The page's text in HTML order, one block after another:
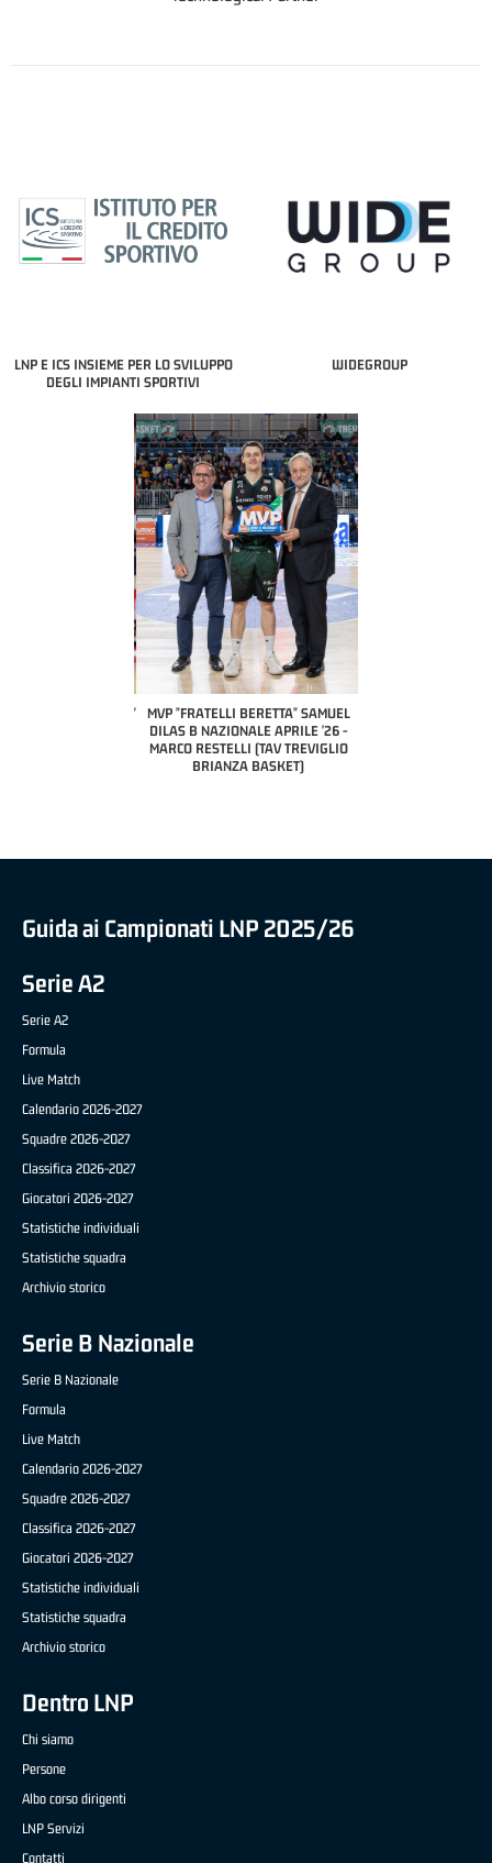
LNP E ICS INSIEME PER LO SVILUPPO
DEGLI IMPIANTI SPORTIVI
WIDEGROUP
MVP "FRATELLI BERETTA" SAMUEL
DILAS B NAZIONALE APRILE '26 -
MARCO RESTELLI (TAV TREVIGLIO
BRIANZA BASKET)
Guida ai Campionati LNP 2025/26
Serie A2
Serie A2
Formula
Live Match
Calendario 2026-2027
Squadre 2026-2027
Classifica 2026-2027
Giocatori 2026-2027
Statistiche individuali
Statistiche squadra
Archivio storico
Serie B Nazionale
Serie B Nazionale
Formula
Live Match
Calendario 2026-2027
Squadre 2026-2027
Classifica 2026-2027
Giocatori 2026-2027
Statistiche individuali
Statistiche squadra
Archivio storico
Dentro LNP
Chi siamo
Persone
Albo corso dirigenti
LNP Servizi
Contatti